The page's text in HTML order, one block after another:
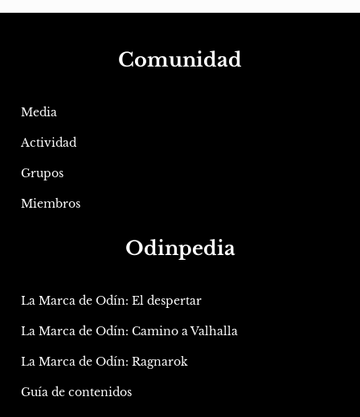
Comunidad
Media
Actividad
Grupos
Miembros
Odinpedia
La Marca de Odín: El despertar
La Marca de Odín: Camino a Valhalla
La Marca de Odín: Ragnarok
Guía de contenidos